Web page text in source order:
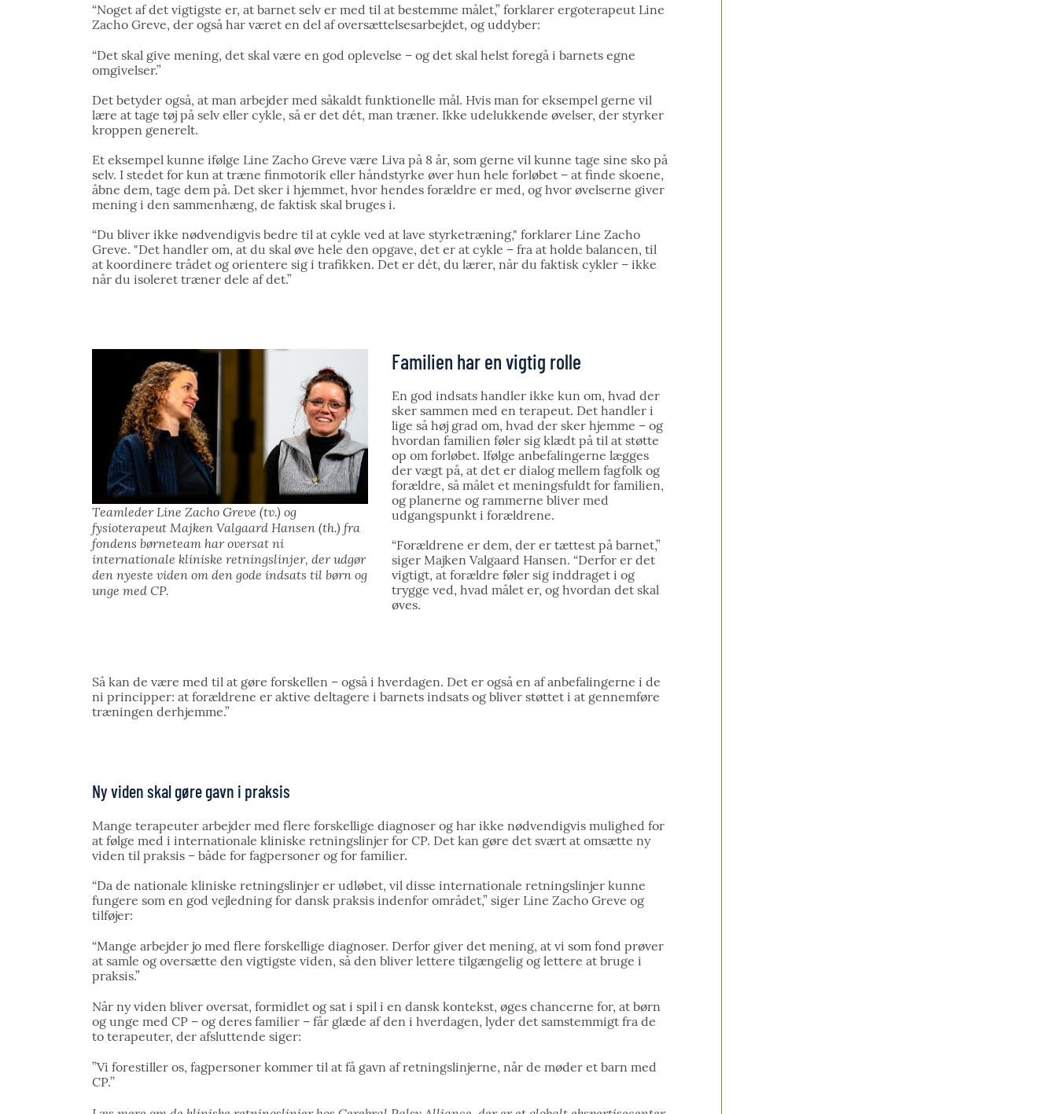
“Noget af det vigtigste er, at barnet selv er med til at bestemme målet,” forklarer ergoterapeut Line
Zacho Greve, der også har været en del af oversættelsesarbejdet, og uddyber:
“Det skal give mening, det skal være en god oplevelse – og det skal helst foregå i barnets egne
omgivelser.”
Det betyder også, at man arbejder med såkaldt funktionelle mål. Hvis man for eksempel gerne vil
lære at tage tøj på selv eller cykle, så er det dét, man træner. Ikke udelukkende øvelser, der styrker
kroppen generelt.
Et eksempel kunne ifølge Line Zacho Greve være Liva på 8 år, som gerne vil kunne tage sine sko på
selv. I stedet for kun at træne finmotorik eller håndstyrke øver hun hele forløbet – at finde skoene,
åbne dem, tage dem på. Det sker i hjemmet, hvor hendes forældre er med, og hvor øvelserne giver
mening i den sammenhæng, de faktisk skal bruges i.
“Du bliver ikke nødvendigvis bedre til at cykle ved at lave styrketræning," forklarer Line Zacho
Greve. "Det handler om, at du skal øve hele den opgave, det er at cykle – fra at holde balancen, til
at koordinere trådet og orientere sig i trafikken. Det er dét, du lærer, når du faktisk cykler – ikke
når du isoleret træner dele af det.”
Teamleder Line Zacho Greve (tv.) og
fysioterapeut Majken Valgaard Hansen (th.) fra
fondens børneteam har oversat ni
internationale kliniske retningslinjer, der udgør
den nyeste viden om den gode indsats til børn og
unge med CP.
Familien har en vigtig rolle
En god indsats handler ikke kun om, hvad der
sker sammen med en terapeut. Det handler i
lige så høj grad om, hvad der sker hjemme – og
hvordan familien føler sig klædt på til at støtte
op om forløbet. Ifølge anbefalingerne lægges
der vægt på, at det er dialog mellem fagfolk og
forældre, så målet et meningsfuldt for familien,
og planerne og rammerne bliver med
udgangspunkt i forældrene.
“Forældrene er dem, der er tættest på barnet,”
siger Majken Valgaard Hansen. “Derfor er det
vigtigt, at forældre føler sig inddraget i og
trygge ved, hvad målet er, og hvordan det skal
øves.
Så kan de være med til at gøre forskellen – også i hverdagen. Det er også en af anbefalingerne i de
ni principper: at forældrene er aktive deltagere i barnets indsats og bliver støttet i at gennemføre
træningen derhjemme.”
Ny viden skal gøre gavn i praksis
Mange terapeuter arbejder med flere forskellige diagnoser og har ikke nødvendigvis mulighed for
at følge med i internationale kliniske retningslinjer for CP. Det kan gøre det svært at omsætte ny
viden til praksis – både for fagpersoner og for familier.
“Da de nationale kliniske retningslinjer er udløbet, vil disse internationale retningslinjer kunne
fungere som en god vejledning for dansk praksis indenfor området,” siger Line Zacho Greve og
tilføjer:
“Mange arbejder jo med flere forskellige diagnoser. Derfor giver det mening, at vi som fond prøver
at samle og oversætte den vigtigste viden, så den bliver lettere tilgængelig og lettere at bruge i
praksis.”
Når ny viden bliver oversat, formidlet og sat i spil i en dansk kontekst, øges chancerne for, at børn
og unge med CP – og deres familier – får glæde af den i hverdagen, lyder det samstemmigt fra de
to terapeuter, der afsluttende siger:
’’Vi forestiller os, fagpersoner kommer til at få gavn af retningslinjerne, når de møder et barn med
CP.’’